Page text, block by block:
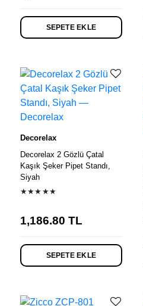
SEPETE EKLE
Decorelax
Decorelax 2 Gözlü Çatal
Kaşık Şeker Pipet Standı,
Siyah
★★★★★
1,186.80 TL
SEPETE EKLE